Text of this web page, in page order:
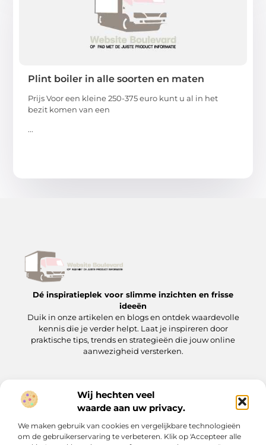
Wij hechten veel
waarde aan uw privacy.
We maken gebruik van cookies en vergelijkbare technologieën
om de gebruikerservaring te verbeteren. Klik op 'Accepteer alle
Plint boiler in alle soorten en maten
Prijs Voor een kleine 250-375 euro kunt u al in het
bezit komen van een
...
Dé inspiratieplek voor slimme inzichten en frisse
ideeën
Duik in onze artikelen en blogs en ontdek waardevolle
kennis die je verder helpt. Laat je inspireren door
praktische tips, trends en strategieën die jouw online
aanwezigheid versterken.
Onze informatie
Bericht categorie